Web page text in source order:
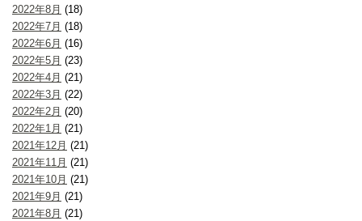
2022年8月 (18)
2022年7月 (18)
2022年6月 (16)
2022年5月 (23)
2022年4月 (21)
2022年3月 (22)
2022年2月 (20)
2022年1月 (21)
2021年12月 (21)
2021年11月 (21)
2021年10月 (21)
2021年9月 (21)
2021年8月 (21)